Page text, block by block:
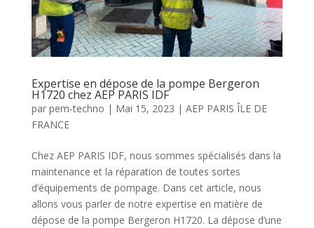
Expertise en dépose de la pompe Bergeron
H1720 chez AEP PARIS IDF
par pem-techno | Mai 15, 2023 | AEP PARIS ÎLE DE
FRANCE
Chez AEP PARIS IDF, nous sommes spécialisés dans la
maintenance et la réparation de toutes sortes
d’équipements de pompage. Dans cet article, nous
allons vous parler de notre expertise en matière de
dépose de la pompe Bergeron H1720. La dépose d’une